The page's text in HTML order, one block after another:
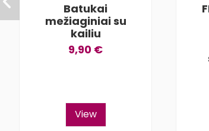
Batukai
mežiaginiai su
kailiu
9,90 €
View